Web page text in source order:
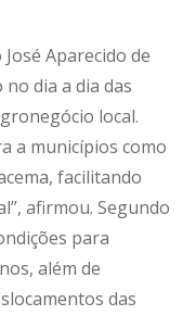
Aparecido de
dia a dia das
local.
a municípios como
facilitando
afirmou. Segundo
para
além de
das